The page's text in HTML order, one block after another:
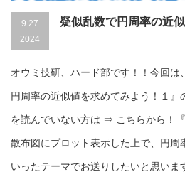
9.27
2024
疑似乱数で円周率の近
オウミ技研、ハード部です！！今回は
円周率の近似値を求めてみよう！１
を読んでいない方は ⇒ こちらから！
散布図にプロット表示した上で、円周
いったテーマでお送りしたいと思いま